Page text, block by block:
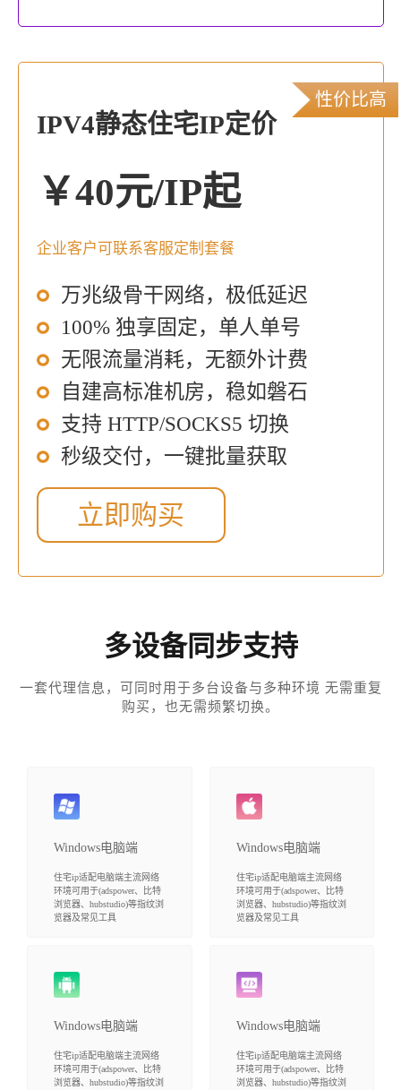
IPV4静态住宅IP定价
￥40元/IP起
企业客户可联系客服定制套餐
万兆级骨干网络，极低延迟
100% 独享固定，单人单号
无限流量消耗，无额外计费
自建高标准机房，稳如磐石
支持 HTTP/SOCKS5 切换
秒级交付，一键批量获取
立即购买
性价比高
多设备同步支持
一套代理信息，可同时用于多台设备与多种环境 无需重复
购买，也无需频繁切换。
Windows电脑端
住宅ip适配电脑端主流网络
环境可用于(adspower、比特
浏览器、hubstudio)等指纹浏
览器及常见工具
Windows电脑端
住宅ip适配电脑端主流网络
环境可用于(adspower、比特
浏览器、hubstudio)等指纹浏
览器及常见工具
Windows电脑端
住宅ip适配电脑端主流网络
环境可用于(adspower、比特
浏览器、hubstudio)等指纹浏
Windows电脑端
住宅ip适配电脑端主流网络
环境可用于(adspower、比特
浏览器、hubstudio)等指纹浏